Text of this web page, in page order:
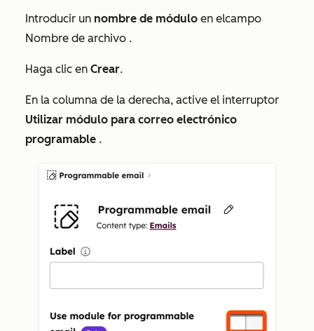
Introducir un nombre de módulo en elcampo
Nombre de archivo .
Haga clic en Crear.
En la columna de la derecha, active el interruptor
Utilizar módulo para correo electrónico
programable .